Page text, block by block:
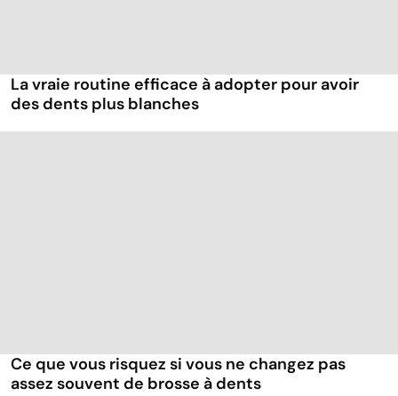
La vraie routine efficace à adopter pour avoir
des dents plus blanches
Ce que vous risquez si vous ne changez pas
assez souvent de brosse à dents